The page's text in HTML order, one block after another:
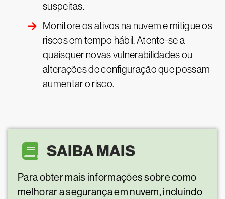
suspeitas.
Monitore os ativos na nuvem e mitigue os
riscos em tempo hábil. Atente-se a
quaisquer novas vulnerabilidades ou
alterações de configuração que possam
aumentar o risco.
SAIBA MAIS
Para obter mais informações sobre como
melhorar a segurança em nuvem, incluindo